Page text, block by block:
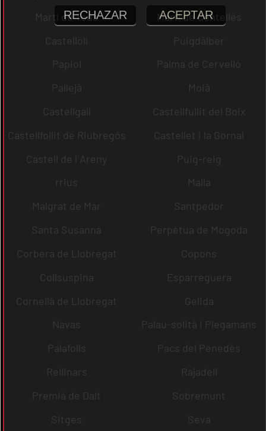
Martí de Tous
Martí de Centelles
Castellolí
Puigdàlber
Papiol
Palma de Cervelló
Pallejà
Moià
Castellgalí
Castellfullit del Boix
Castellfollit de Riubregós
Castellet i la Gornal
Castell de l´Areny
Puig-reig
rrius
Malla
Malgrat de Mar
Santpedor
Santa Susanna
Perpètua de Mogoda
Corbera de Llobregat
Copons
Collsuspina
Esparreguera
Cornellà de Llobregat
Gelida
Navas
Palau-solità i Plegamans
Palafolls
Pacs del Penedès
Rellinars
Rajadell
Premià de Dalt
Sobremunt
Sitges
Seva
RECHAZAR ACEPTAR